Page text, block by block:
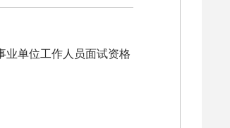
业单位工作人员面试资格